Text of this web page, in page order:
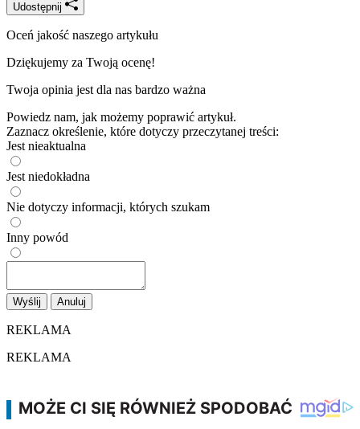
Oceń jakość naszego artykułu
Dziękujemy za Twoją ocenę!
Twoja opinia jest dla nas bardzo ważna
Powiedz nam, jak możemy poprawić artykuł.
Jest nieaktualna
Jest niedokładna
Nie dotyczy informacji, których szukam
Inny powód
REKLAMA
REKLAMA